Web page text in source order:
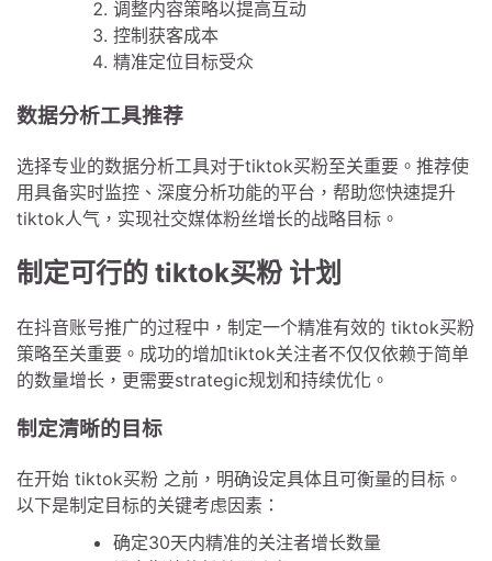
调整内容策略以提高互动
控制获客成本
精准定位目标受众
数据分析工具推荐
选择专业的数据分析工具对于tiktok买粉至关重要。推荐使
用具备实时监控、深度分析功能的平台，帮助您快速提升
tiktok人气，实现社交媒体粉丝增长的战略目标。
制定可行的 tiktok买粉 计划
在抖音账号推广的过程中，制定一个精准有效的 tiktok买粉
策略至关重要。成功的增加tiktok关注者不仅仅依赖于简单
的数量增长，更需要strategic规划和持续优化。
制定清晰的目标
在开始 tiktok买粉 之前，明确设定具体且可衡量的目标。
以下是制定目标的关键考虑因素：
确定30天内精准的关注者增长数量